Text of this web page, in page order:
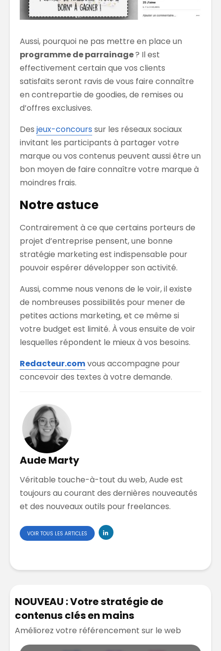
Aussi, pourquoi ne pas mettre en place un
programme de parrainage? Il est
effectivement certain que vos clients
satisfaits seront ravis de vous faire connaître
en contrepartie de goodies, de remises ou
d’offres exclusives.
Des jeux-concours sur les réseaux sociaux
invitant les participants à partager votre
marque ou vos contenus peuvent aussi être un
bon moyen de faire connaître votre marque à
moindres frais.
Notre astuce
Contrairement à ce que certains porteurs de
projet d’entreprise pensent, une bonne
stratégie marketing est indispensable pour
pouvoir espérer développer son activité.
Aussi, comme nous venons de le voir, il existe
de nombreuses possibilités pour mener de
petites actions marketing, et ce même si
votre budget est limité. À vous ensuite de voir
lesquelles répondent le mieux à vos besoins.
Redacteur.comvous accompagne pour
concevoir des textes à votre demande.
Aude Marty
Véritable touche-à-tout du web, Aude est
toujours au courant des dernières nouveautés
et des nouveaux outils pour freelances.
VOIR TOUS LES ARTICLES
NOUVEAU : Votre stratégie de
contenus clés en mains
Améliorez votre référencement sur le web